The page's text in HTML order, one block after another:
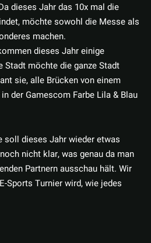
dieses Jahr das 10x mal die
möchte sowohl die Messe als
machen.
dieses Jahr einige
Stadt möchte die ganze Stadt
sie, alle Brücken von einem
der Gamescom Farbe Lila & Blau
soll dieses Jahr wieder etwas
nicht klar, was genau da man
Partnern ausschau hält. Wir
Sports Turnier wird, wie jedes